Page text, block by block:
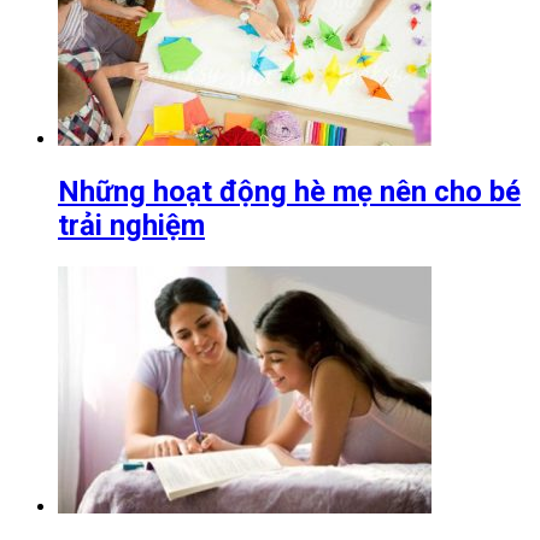
Những hoạt động hè mẹ nên cho bé
trải nghiệm